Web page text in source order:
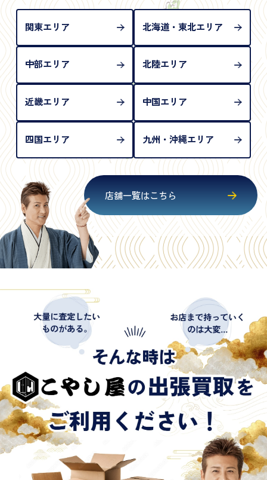
が必要となります
関東エリア 北海道・東北エリア
中部エリア 北陸エリア
近畿エリア 中国エリア
四国エリア 九州・沖縄エリア
店舗一覧はこちら